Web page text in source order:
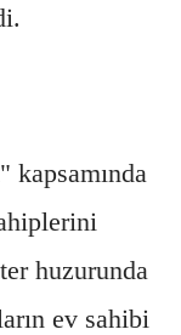
kapsamında
huzurunda
ev sahibi